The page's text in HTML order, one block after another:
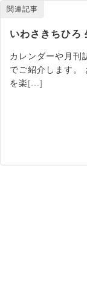
関連記事
いわさきちひろ
カレンダーや月刊
でご紹介します。
を楽[...]